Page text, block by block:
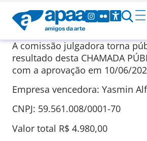
A comissão julgadora torna
resultado desta CHAMADA
com a aprovação em 10/06/
Empresa vencedora: Yasmin
CNPJ: 59.561.008/0001-70
Valor total R$ 4.980,00